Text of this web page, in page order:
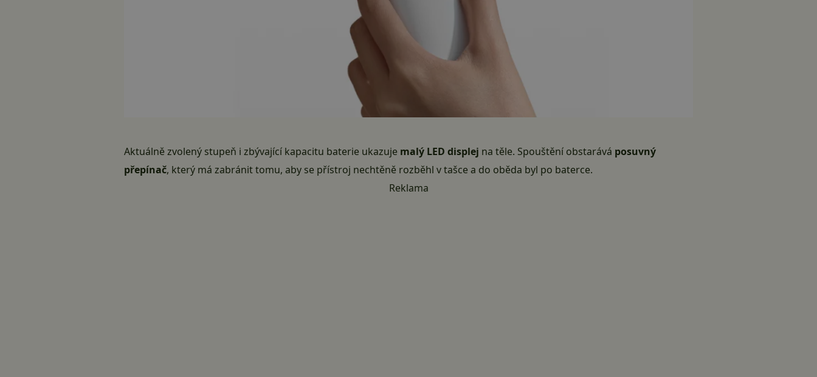
Aktuálně zvolený stupeň i zbývající kapacitu baterie ukazuje malý LED displej na těle. Spouštění obstarává posuvný
přepínač, který má zabránit tomu, aby se přístroj nechtěně rozběhl v tašce a do oběda byl po baterce.
Reklama